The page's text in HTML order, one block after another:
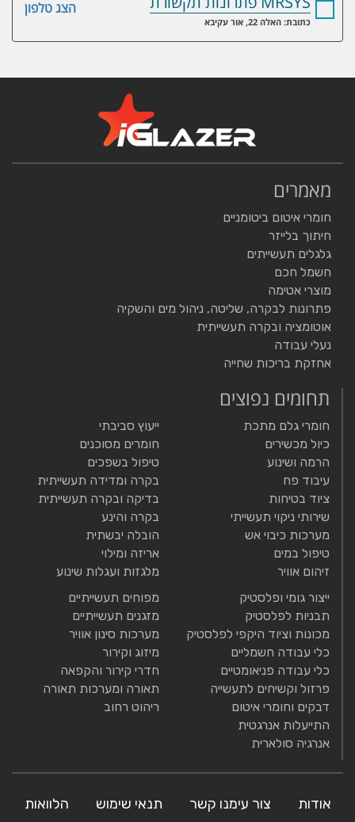
הצג טלפון
כתובת: האלה 22, אור עקיבא
מאמרים
חומרי איטום ביטומניים
חיתוך בלייזר
גלגלים תעשייתים
חשמל חכם
מוצרי אטימה
פתרונות לבקרה, שליטה, ניהול מים והשקיה
אוטומציה ובקרה תעשייתית
נעלי עבודה
אחזקת בריכות שחייה
תחומים נפוצים
חומרי גלם מתכת
כיול מכשירים
הרמה ושינוע
עיבוד פח
ציוד בטיחות
שירותי ניקוי תעשייתי
מערכות כיבוי אש
טיפול במים
זיהום אוויר
ייעוץ סביבתי
חומרים מסוכנים
טיפול בשפכים
בקרה ומדידה תעשייתית
בדיקה ובקרה תעשייתית
בקרה והינע
הובלה יבשתית
אריזה ומילוי
מלגזות ועגלות שינוע
ייצור גומי ופלסטיק
תבניות לפלסטיק
מכונות וציוד היקפי לפלסטיק
כלי עבודה חשמליים
כלי עבודה פניאומטיים
פרזול וקשיחים לתעשייה
דבקים וחומרי איטום
התייעלות אנרגטית
אנרגיה סולארית
מפוחים תעשייתיים
מזגנים תעשייתיים
מערכות סינון אוויר
מיזוג וקירור
חדרי קירור והקפאה
תאורה ומערכות תאורה
ריהוט רחוב
אודות צור עימנו קשר תנאי שימוש הלוואות